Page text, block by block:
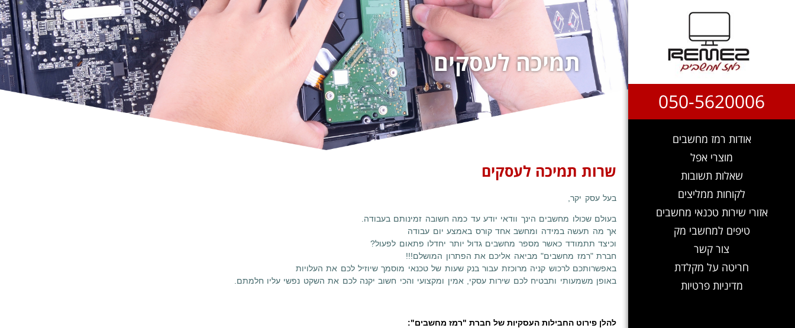
050-5620006
אודות רמז מחשבים
מוצרי אפל
שאלות תשובות
לקוחות ממליצים
אזורי שירות טכנאי מחשבים
טיפים למחשבי מק
צור קשר
חריטה על מקלדת
מדיניות פרטיות
תמיכה לעסקים
שרות תמיכה לעסקים
בעל עסק יקר,
בעולם שכולו מחשבים הינך וודאי יודע עד כמה חשובה זמינותם בעבודה.
אך מה תעשה במידה ומחשב אחד קורס באמצע יום עבודה
וכיצד תתמודד כאשר מספר מחשבים גדול יותר יחדלו פתאום לפעול?
חברת "רמז מחשבים" מביאה אליכם את הפתרון המושלם!!!
באפשרותכם לרכוש קניה מרוכזת עבור בנק שעות של טכנאי מוסמך שיוזיל לכם את העלויות
באופן משמעותי ותבטיח לכם שירות עסקי, אמין ומקצועי והכי חשוב יקנה לכם את השקט נפשי עליו חלמתם.
להלן פירוט החבילות העסקיות של חברת "רמז מחשבים":